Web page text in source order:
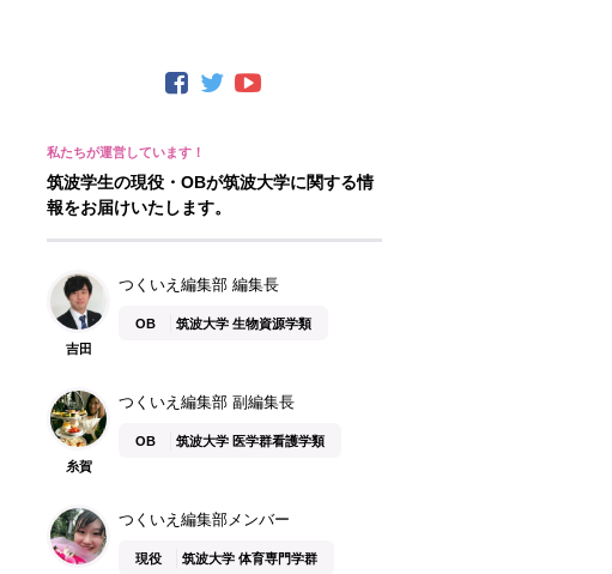
筑波学生の現役・OBが筑波大学に関する情
報をお届けいたします。
吉田
つくいえ編集部 編集長
OB 筑波大学 生物資源学類
糸賀
つくいえ編集部 副編集長
OB 筑波大学 医学群看護学類
つくいえ編集部メンバー
現役 筑波大学 体育専門学群